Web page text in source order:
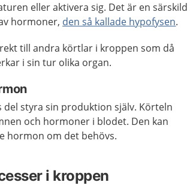
eller aktivera sig. Det är en särskild
hormoner, den så kallade hypofysen.
till andra körtlar i kroppen som då
i sin tur olika organ.
styra sin produktion själv. Körteln
och hormoner i blodet. Den kan
hormon om det behövs.
i kroppen